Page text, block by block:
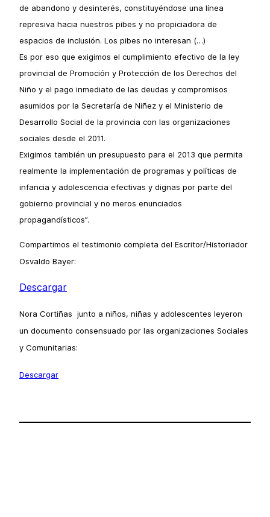
de abandono y desinterés, constituyéndose una línea
represiva hacia nuestros pibes y no propiciadora de
espacios de inclusión. Los pibes no interesan (…)
Es por eso que exigimos el cumplimiento efectivo de la ley
provincial de Promoción y Protección de los Derechos del
Niño y el pago inmediato de las deudas y compromisos
asumidos por la Secretaría de Niñez y el Ministerio de
Desarrollo Social de la provincia con las organizaciones
sociales desde el 2011.
Exigimos también un presupuesto para el 2013 que permita
realmente la implementación de programas y políticas de
infancia y adolescencia efectivas y dignas por parte del
gobierno provincial y no meros enunciados
propagandísticos”.
Compartimos el testimonio completa del Escritor/Historiador
Osvaldo Bayer:
Descargar
Nora Cortiñas junto a niños, niñas y adolescentes leyeron
un documento consensuado por las organizaciones Sociales
y Comunitarias:
Descargar